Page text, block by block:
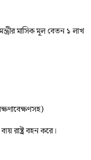
মাসিক মূল বেতন ১ লাখ
রাষ্ট্র বহন করে।